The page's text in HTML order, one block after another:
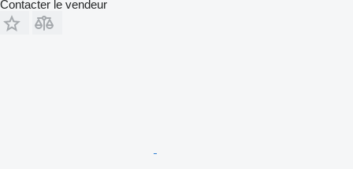
Contacter le vendeur